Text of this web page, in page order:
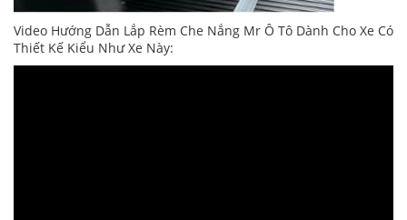
Video Hướng Dẫn Lắp Rèm Che Nắng Mr Ô Tô Dành Cho Xe Có
Thiết Kế Kiểu Như Xe Này: